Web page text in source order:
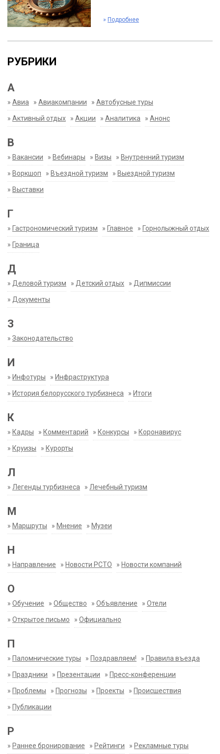
» Подробнее
РУБРИКИ
А
» Авиа » Авиакомпании » Автобусные туры
» Активный отдых » Акции » Аналитика » Анонс
В
» Вакансии » Вебинары » Визы » Внутренний туризм
» Воркшоп » Въездной туризм » Выездной туризм
» Выставки
Г
» Гастрономический туризм » Главное » Горнолыжный отдых
» Граница
Д
» Деловой туризм » Детский отдых » Дипмиссии
» Документы
З
» Законодательство
И
» Инфотуры » Инфраструктура
» История белорусского турбизнеса » Итоги
К
» Кадры » Комментарий » Конкурсы » Коронавирус
» Круизы » Курорты
Л
» Легенды турбизнеса » Лечебный туризм
М
» Маршруты » Мнение » Музеи
Н
» Направление » Новости РСТО » Новости компаний
О
» Обучение » Общество » Объявление » Отели
» Открытое письмо » Официально
П
» Паломнические туры » Поздравляем! » Правила въезда
» Праздники » Презентации » Пресс-конференции
» Проблемы » Прогнозы » Проекты » Происшествия
» Публикации
Р
» Раннее бронирование » Рейтинги » Рекламные туры